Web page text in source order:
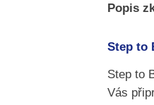
Popis
Step to
Step to
Vás